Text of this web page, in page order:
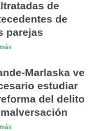
de
de
parejas
Marlaska ve
estudiar
del delito